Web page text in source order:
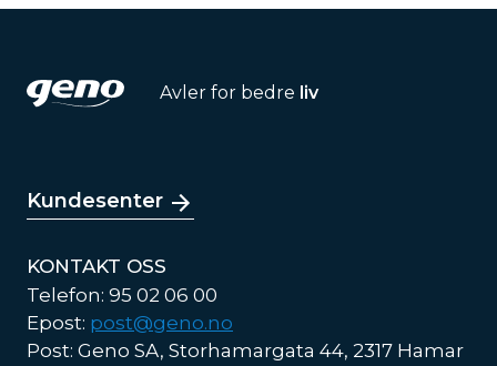
Avler for bedre liv
Kundesenter
KONTAKT OSS
Telefon: 95 02 06 00
Epost: post@geno.no
Post: Geno SA, Storhamargata 44, 2317 Hamar